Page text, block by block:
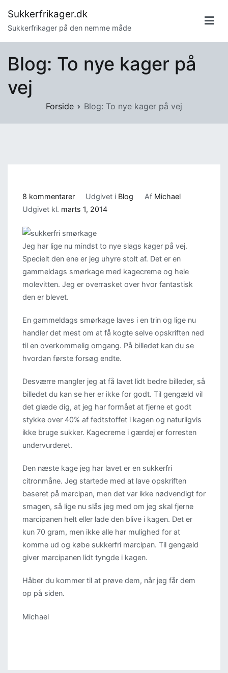
indhold
Sukkerfrikager.dk
Sukkerfrikager på den nemme måde
Blog: To nye kager på
vej
Forside Blog: To nye kager på vej
8 kommentarertil
Blog:
nye
kager
på
vej
Udgivet i Blog Af Michael
Udgivet kl. marts 1, 2014
Jeg har lige nu mindst to nye slags kager på vej.
Specielt den ene er jeg uhyre stolt af. Det er en
gammeldags smørkage med kagecreme og hele
molevitten. Jeg er overrasket over hvor fantastisk
den er blevet.
En gammeldags smørkage laves i en trin og lige nu
handler det mest om at få kogte selve opskriften ned
til en overkommelig omgang. På billedet kan du se
hvordan første forsøg endte.
Desværre mangler jeg at få lavet lidt bedre billeder, så
billedet du kan se her er ikke for godt. Til gengæld vil
det glæde dig, at jeg har formået at fjerne et godt
stykke over 40% af fedtstoffet i kagen og naturligvis
ikke bruge sukker. Kagecreme i gærdej er forresten
undervurderet.
Den næste kage jeg har lavet er en sukkerfri
citronmåne. Jeg startede med at lave opskriften
baseret på marcipan, men det var ikke nødvendigt for
smagen, så lige nu slås jeg med om jeg skal fjerne
marcipanen helt eller lade den blive i kagen. Det er
kun 70 gram, men ikke alle har mulighed for at
komme ud og købe sukkerfri marcipan. Til gengæld
giver marcipanen lidt tyngde i kagen.
Håber du kommer til at prøve dem, når jeg får dem
op på siden.
Michael